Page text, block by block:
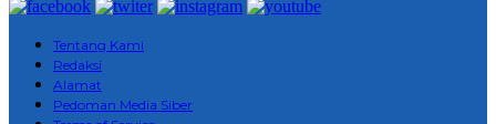
Tentang Kami
Redaksi
Alamat
Pedoman Media Siber